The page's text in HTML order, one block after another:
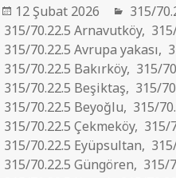
Yayın
tarihi
12 Şubat 2026 315/
315/70.22.5 Arnavutköy,
315/70.22.5 Avrupa yakası,
315/70.22.5 Bakırköy, 315/
315/70.22.5 Beşiktaş, 315/
315/70.22.5 Beyoğlu, 315/
315/70.22.5 Çekmeköy, 315/
315/70.22.5 Eyüpsultan,
315/70.22.5 Güngören, 315/